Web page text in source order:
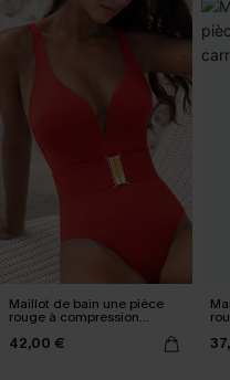
Maillot de bain une pièce
rouge à compression
42,00 €